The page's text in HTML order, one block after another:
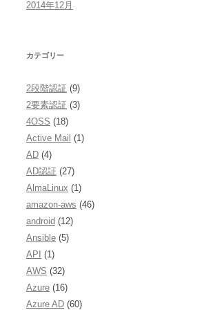
2014年12月
カテゴリー
2段階認証 (9)
2要素認証 (3)
4OSS (18)
Active Mail (1)
AD (4)
AD認証 (27)
AlmaLinux (1)
amazon-aws (46)
android (12)
Ansible (5)
API (1)
AWS (32)
Azure (16)
Azure AD (60)